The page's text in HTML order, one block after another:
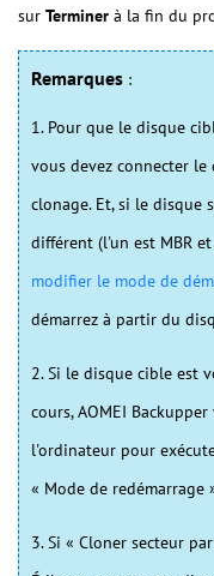
sur Terminer à la fin du
Remarques :
1. Pour que le disque
vous devez connecter
clonage. Et, si le disque
différent (l'un est MBR
modifier le mode de
démarrez à partir du
2. Si le disque cible est
cours, AOMEI
l'ordinateur pour
« Mode de redémarrage
3. Si « Cloner secteur